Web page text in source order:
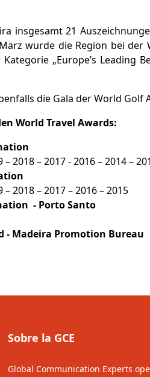
insgesamt 21
wurde die Region bei der
„Europe’s Leading
die Gala der World Golf
World Travel Awards:
2018 – 2017 - 2016 – 2014 –
2018 – 2017 – 2016 – 2015
- Porto Santo
- Madeira Promotion Bureau
Sobre la GCE
Global Communication Experts